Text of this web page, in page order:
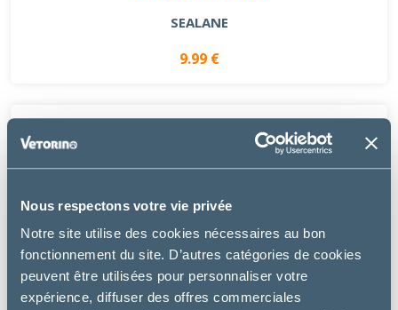
Nous respectons votre vie privée
Notre site utilise des cookies nécessaires au bon
fonctionnement du site. D’autres catégories de cookies
peuvent être utilisées pour personnaliser votre
expérience, diffuser des offres commerciales
SEALANE
9.99 €